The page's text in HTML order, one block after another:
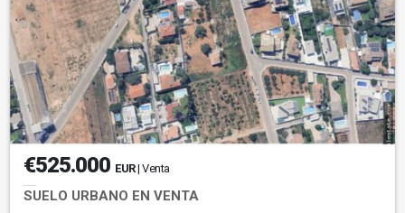
€525.000 EUR| Venta
SUELO URBANO EN VENTA